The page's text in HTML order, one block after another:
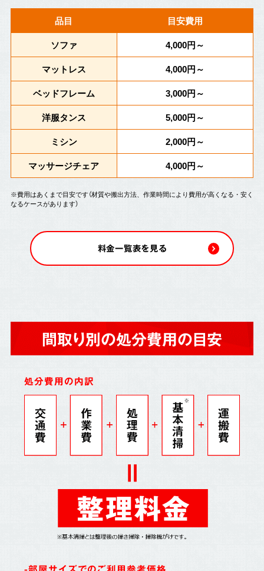
品目
目安費用
ソファ
4,000円～
マットレス
4,000円～
ベッドフレーム
3,000円～
洋服タンス
5,000円～
ミシン
2,000円～
マッサージチェア
4,000円～
※費用はあくまで目安です（材質や搬出方法、作業時間により費用が高くなる・安く
なるケースがあります）
料金一覧表を見る
間取り別の処分費用の目安
処分費用の内訳